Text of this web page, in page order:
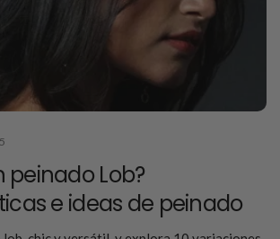
peinado Lob?
e ideas de peinado